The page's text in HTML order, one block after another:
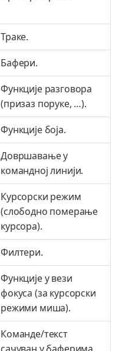
Траке.
Бафери.
Функције разговора
(призаз поруке, …​).
Функције боја.
Довршавање у
командној линији.
Курсорски режим
(слободно померање
курсора).
Филтери.
Функције у вези
фокуса (за курсорски
режими миша).
Команде/текст